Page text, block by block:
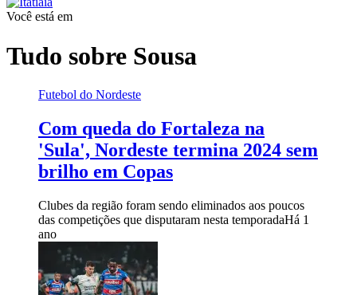
Você está em
Tudo sobre Sousa
Futebol do Nordeste
Com queda do Fortaleza na
'Sula', Nordeste termina 2024 sem
brilho em Copas
Clubes da região foram sendo eliminados aos poucos
das competições que disputaram nesta temporadaHá 1
ano